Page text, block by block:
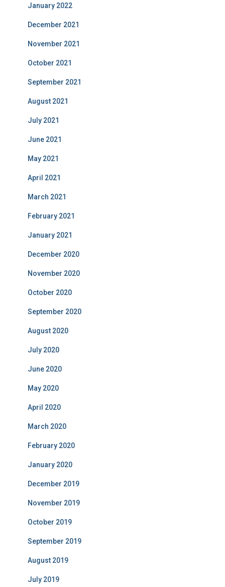
January 2022
December 2021
November 2021
October 2021
September 2021
August 2021
July 2021
June 2021
May 2021
April 2021
March 2021
February 2021
January 2021
December 2020
November 2020
October 2020
September 2020
August 2020
July 2020
June 2020
May 2020
April 2020
March 2020
February 2020
January 2020
December 2019
November 2019
October 2019
September 2019
August 2019
July 2019